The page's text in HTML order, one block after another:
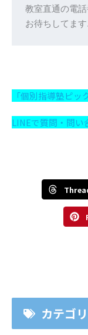
教室直通の電
お待ちしてます
「個別指導塾ピ
LINEで質問・問い
カテゴリ